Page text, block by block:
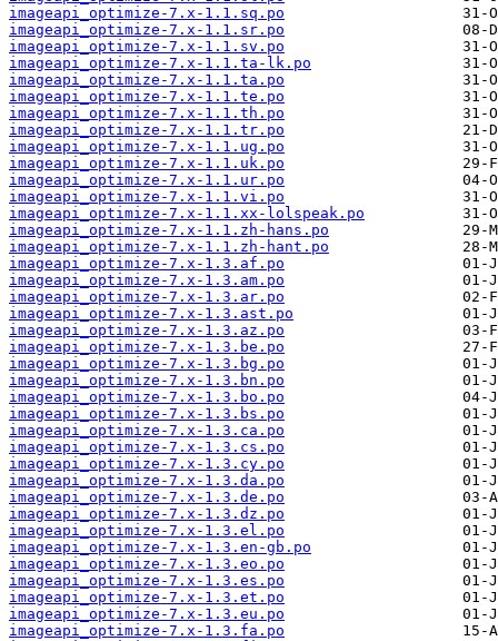
imageapi_optimize-7.x-1.1.sq.po
imageapi_optimize-7.x-1.1.sr.po
imageapi_optimize-7.x-1.1.sv.po
imageapi_optimize-7.x-1.1.ta-lk.po
imageapi_optimize-7.x-1.1.ta.po
imageapi_optimize-7.x-1.1.te.po
imageapi_optimize-7.x-1.1.th.po
imageapi_optimize-7.x-1.1.tr.po
imageapi_optimize-7.x-1.1.ug.po
imageapi_optimize-7.x-1.1.uk.po
imageapi_optimize-7.x-1.1.ur.po
imageapi_optimize-7.x-1.1.vi.po
imageapi_optimize-7.x-1.1.xx-lolspeak.po
imageapi_optimize-7.x-1.1.zh-hans.po
imageapi_optimize-7.x-1.1.zh-hant.po
imageapi_optimize-7.x-1.3.af.po
imageapi_optimize-7.x-1.3.am.po
imageapi_optimize-7.x-1.3.ar.po
imageapi_optimize-7.x-1.3.ast.po
imageapi_optimize-7.x-1.3.az.po
imageapi_optimize-7.x-1.3.be.po
imageapi_optimize-7.x-1.3.bg.po
imageapi_optimize-7.x-1.3.bn.po
imageapi_optimize-7.x-1.3.bo.po
imageapi_optimize-7.x-1.3.bs.po
imageapi_optimize-7.x-1.3.ca.po
imageapi_optimize-7.x-1.3.cs.po
imageapi_optimize-7.x-1.3.cy.po
imageapi_optimize-7.x-1.3.da.po
imageapi_optimize-7.x-1.3.de.po
imageapi_optimize-7.x-1.3.dz.po
imageapi_optimize-7.x-1.3.el.po
imageapi_optimize-7.x-1.3.en-gb.po
imageapi_optimize-7.x-1.3.eo.po
imageapi_optimize-7.x-1.3.es.po
imageapi_optimize-7.x-1.3.et.po
imageapi_optimize-7.x-1.3.eu.po
imageapi_optimize-7.x-1.3.fa.po